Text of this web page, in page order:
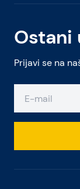
Ostani
Prijavi se na